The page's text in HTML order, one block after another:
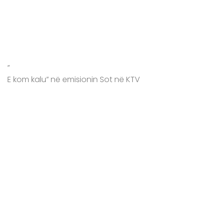
”
E kom kalu” në emisionin Sot në KTV